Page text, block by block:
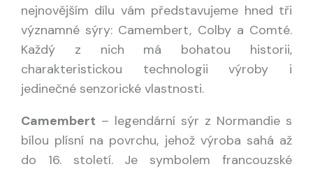
nejnovějším dílu vám představujeme hned tři
významné sýry: Camembert, Colby a Comté.
Každý z nich má bohatou historii,
charakteristickou technologii výroby i
jedinečné senzorické vlastnosti.
Camembert – legendární sýr z Normandie s
bílou plísní na povrchu, jehož výroba sahá až
do 16. století. Je symbolem francouzské